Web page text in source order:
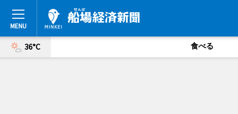
36°C 食べる